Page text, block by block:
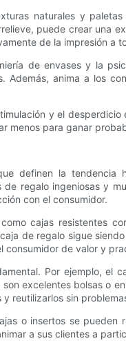
naturales y
puede crear una
de la impresión
de envases y la
anima a los
y el
menos para ganar
definen la
regalo ingeniosas y
con el consumidor.
cajas resistentes
de regalo sigue
consumidor de valor y
Por ejemplo,
excelentes bolsas o
reutilizarlos sin
o insertos se
a sus clientes a